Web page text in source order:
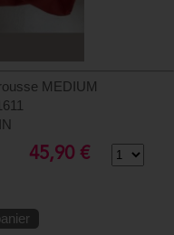
MEDIUM
45,90 €